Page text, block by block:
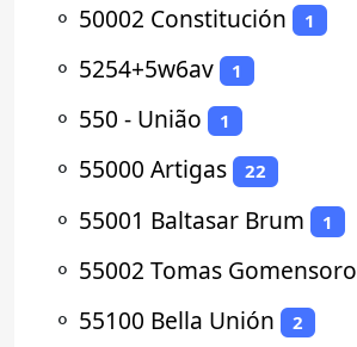
⚬ 50002 Constitución 1
⚬ 5254+5w6av 1
⚬ 550 - União 1
⚬ 55000 Artigas 22
⚬ 55001 Baltasar Brum 1
⚬ 55002 Tomas Gomensoro
⚬ 55100 Bella Unión 2